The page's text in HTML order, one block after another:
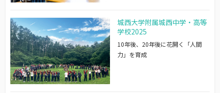
城西大学附属城西中学・高等
学校2025
10年後、20年後に花開く「人間
力」を育成